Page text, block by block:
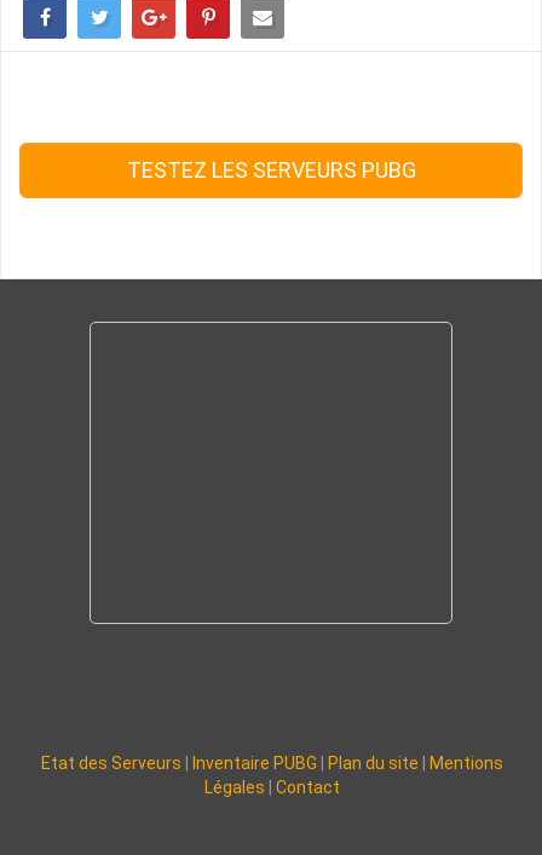
TESTEZ LES SERVEURS PUBG
Etat des Serveurs Inventaire PUBG Plan du site
Mentions
Légales
Contact